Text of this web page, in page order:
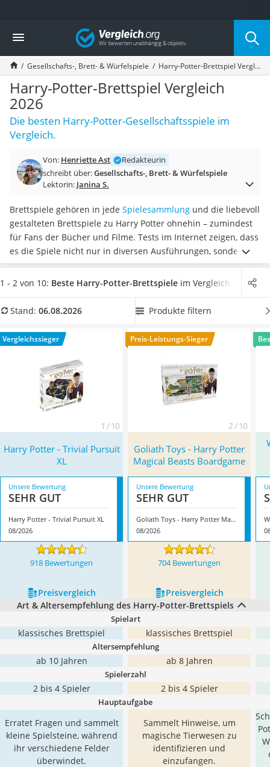
Die beliebtesten Vergleiche nach Kategorie
Freizeit & Sport
Gartentrampolin
Trampolin
Metalldetektor
Eufab-Fahrradträger
Trampolin 366 cm
Fahrradschloss
Aluminium-Koffer
Air Bike
E-Bike-Dreirad
Trekkingschuhe Herren
Reisetasche mit Rollen
Klimmzugstation
Koffer
Nachtsichtgerät
Faltschloss
Vibrationsplatte
Sicherheitsweste Reiten
Service
Vergleich
Gesellschafts-, Brett- & Würfelspiele Harry-Potter-Brettspiel Vergleich 2026
Harry-Potter-Brettspiel Vergleich
2026
Die besten Harry-Potter-Gesellschaftsspiele im
Vergleich.
Von: Henriette Ast
Redakteurin
schreibt über:Gesellschafts-, Brett- & Würfelspiele
Lektorin: Janina S.
Brettspiele gehören in jede Spielesammlung und die liebevoll
gestalteten Brettspiele zu Harry Potter ohnehin – zumindest
für Fans der Bücher und Filme. Tests im Internet zeigen, dass
es die Spiele nicht nur in diversen Ausführungen, sondern
auchfür unterschiedliche Altersklassengibt.Wählen Sie aus
unserer Vergleichstabelle jetzt ein Harry-Potter-Brettspiel,
Spielspaß zusätzlich zu erhöhen. Überzeugt hat uns hier im
Pursuit XL* mit seinen Eigenschaften.
1 - 2 von 10: Beste Harry-Potter-Brettspiele im Vergleich
Stand: 06.08.2026 Produkte filtern
Vergleichssieger
1 / 10
Preis-Leistungs-Sieger
2 / 10
Harry Potter - Trivial Pursuit
XL
Goliath Toys - Harry Potter
Magical Beasts Boardgame
Unsere Bewertung
SEHR GUT
Harry Potter - Trivial Pursuit XL
08/2026
Unsere Bewertung
SEHR GUT
Goliath Toys - Harry Potter Magical Beasts Boardgame
08/2026
918 Bewertungen 704 Bewertungen
Preis­vergleich
Preis­vergleich
Art & Altersempfehlung des Harry-Potter-Brettspiels
Spielart
klassisches Brettspiel klassisches Brettspiel
Altersempfehlung
ab 10 Jahren ab 8 Jahren
Spielerzahl
2 bis 4 Spieler 2 bis 4 Spieler
Hauptaufgabe
Erratet Fragen und sammelt
kleine Spielsteine, während
ihr verschiedene Felder
überwindet.
Sammelt Hinweise, um
magische Tierwesen zu
identifizieren und
einzufangen.